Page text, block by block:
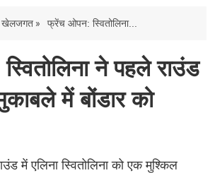
खेलजगत » फ्रेंच ओपन: स्वितोलिना...
ने पहले राउंड
में बोंडार को
में एलिना स्वितोलिना को एक मुश्किल